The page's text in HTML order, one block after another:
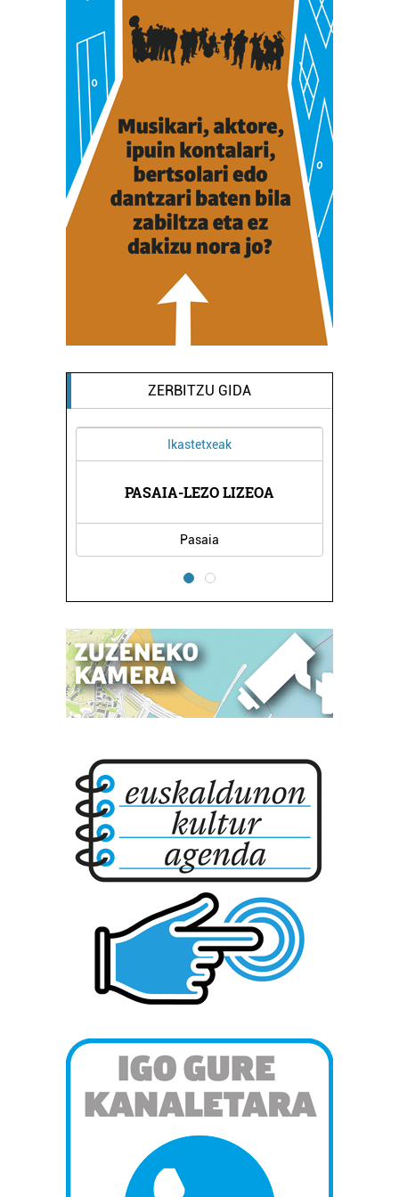
ZERBITZU GIDA
Ikastetxeak
PASAIA-LEZO LIZEOA
Pasaia